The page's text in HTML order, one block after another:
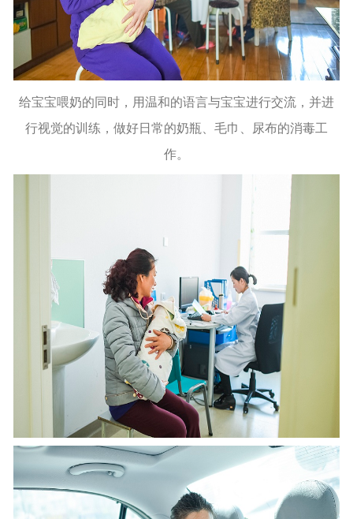
给宝宝喂奶的同时，用温和的语言与宝宝进行交流，并进
行视觉的训练，做好日常的奶瓶、毛巾、尿布的消毒工
作。